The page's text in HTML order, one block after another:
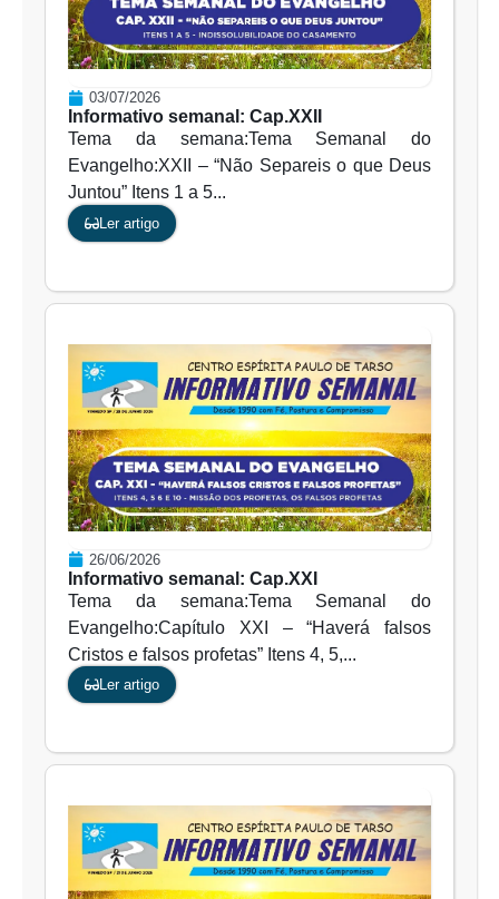
03/07/2026
Informativo semanal: Cap.XXII
Tema da semana:Tema Semanal do
Evangelho:XXII – “Não Separeis o que Deus
Juntou” Itens 1 a 5...
Ler artigo
26/06/2026
Informativo semanal: Cap.XXI
Tema da semana:Tema Semanal do
Evangelho:Capítulo XXI – “Haverá falsos
Cristos e falsos profetas” Itens 4, 5,...
Ler artigo